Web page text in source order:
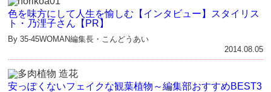
色を味方にして人生を愉しむ【インタビュー】スタイリス
ト・乃浬子さん【PR】
By 35-45WOMAN編集長・こんどうあい
2014.08.05
安っぽくないフェイクな観葉植物～編集部おすすめBEST3